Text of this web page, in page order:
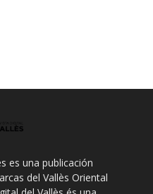
es una publicación
del Vallès Oriental